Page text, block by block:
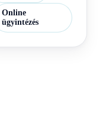
Online
ügyintézés